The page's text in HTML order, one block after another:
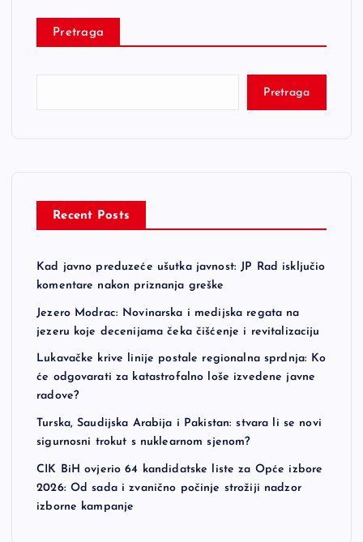
Pretraga
Pretraga
Recent Posts
Kad javno preduzeće ušutka javnost: JP Rad isključio
komentare nakon priznanja greške
Jezero Modrac: Novinarska i medijska regata na
jezeru koje decenijama čeka čišćenje i revitalizaciju
Lukavačke krive linije postale regionalna sprdnja: Ko
će odgovarati za katastrofalno loše izvedene javne
radove?
Turska, Saudijska Arabija i Pakistan: stvara li se novi
sigurnosni trokut s nuklearnom sjenom?
CIK BiH ovjerio 64 kandidatske liste za Opće izbore
2026: Od sada i zvanično počinje strožiji nadzor
izborne kampanje